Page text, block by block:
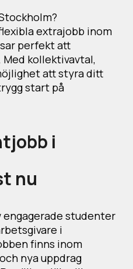
extrajobb inom
perfekt att
kollektivavtal,
att styra ditt
start på
i
nu
engagerade studenter
i
finns inom
nya uppdrag